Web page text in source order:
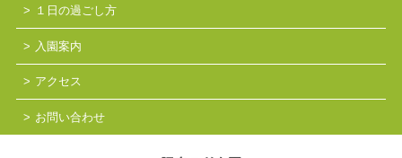
１日の過ごし方
入園案内
アクセス
お問い合わせ